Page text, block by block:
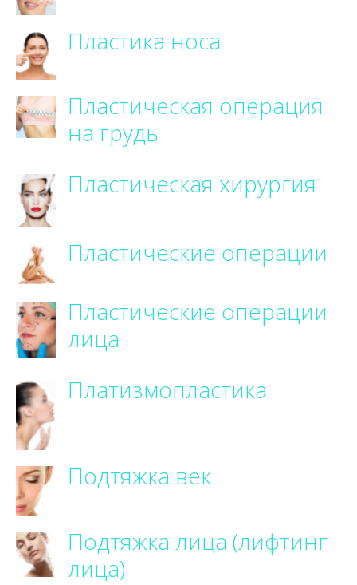
Пластика носа
Пластическая операция
на грудь
Пластическая хирургия
Пластические операции
Пластические операции
лица
Платизмопластика
Подтяжка век
Подтяжка лица (лифтинг
лица)